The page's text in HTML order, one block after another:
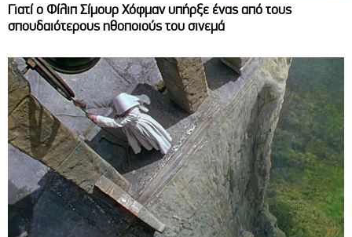
Γιατί ο Φίλιπ Σίμουρ Χόφμαν υπήρξε ένας από τους
σπουδαιότερους ηθοποιούς του σινεμά